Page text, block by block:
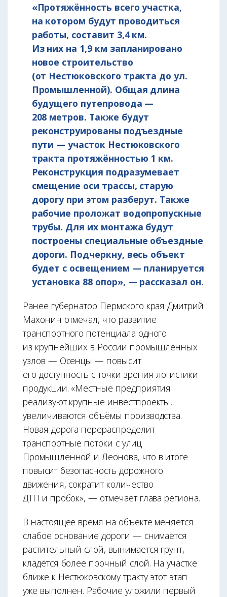
«Протяжённость всего участка,
на котором будут проводиться
работы, составит 3,4 км.
Из них на 1,9 км запланировано
новое строительство
(от Нестюковского тракта до ул.
Промышленной). Общая длина
будущего путепровода —
208 метров. Также будут
реконструированы подъездные
пути — участок Нестюковского
тракта протяжённостью 1 км.
Реконструкция подразумевает
смещение оси трассы, старую
дорогу при этом разберут. Также
рабочие проложат водопропускные
трубы. Для их монтажа будут
построены специальные объездные
дороги. Подчеркну, весь объект
будет с освещением — планируется
установка 88 опор», — рассказал он.
Ранее губернатор Пермского края Дмитрий
Махонин отмечал, что развитие
транспортного потенциала одного
из крупнейших в России промышленных
узлов — Осенцы — повысит
его доступность с точки зрения логистики
продукции. «Местные предприятия
реализуют крупные инвестпроекты,
увеличиваются объёмы производства.
Новая дорога перераспределит
транспортные потоки с улиц
Промышленной и Леонова, что в итоге
повысит безопасность дорожного
движения, сократит количество
ДТП и пробок», — отмечает глава региона.
В настоящее время на объекте меняется
слабое основание дороги — снимается
растительный слой, вынимается грунт,
кладётся более прочный слой. На участке
ближе к Нестюковскому тракту этот этап
уже выполнен. Рабочие уложили первый